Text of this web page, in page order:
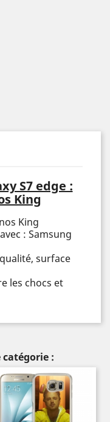
S7 edge :
King
King
: Samsung
surface
les chocs et
: